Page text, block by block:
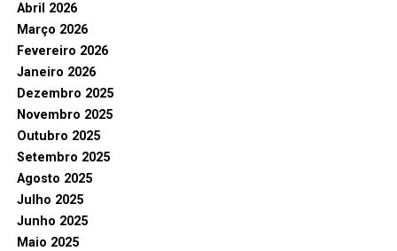
Abril 2026
Março 2026
Fevereiro 2026
Janeiro 2026
Dezembro 2025
Novembro 2025
Outubro 2025
Setembro 2025
Agosto 2025
Julho 2025
Junho 2025
Maio 2025